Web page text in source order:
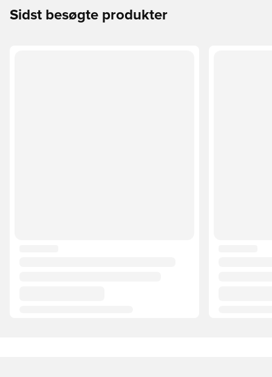
Sidst besøgte produkter